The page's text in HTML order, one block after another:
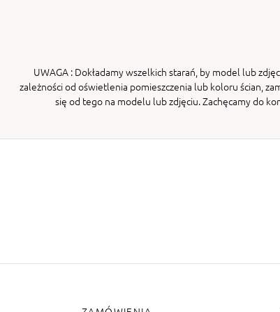
UWAGA : Dokładamy wszelkich starań, by model lub
zależności od oświetlenia pomieszczenia lub koloru ścian,
się od tego na modelu lub zdjęciu. Zachęcamy do